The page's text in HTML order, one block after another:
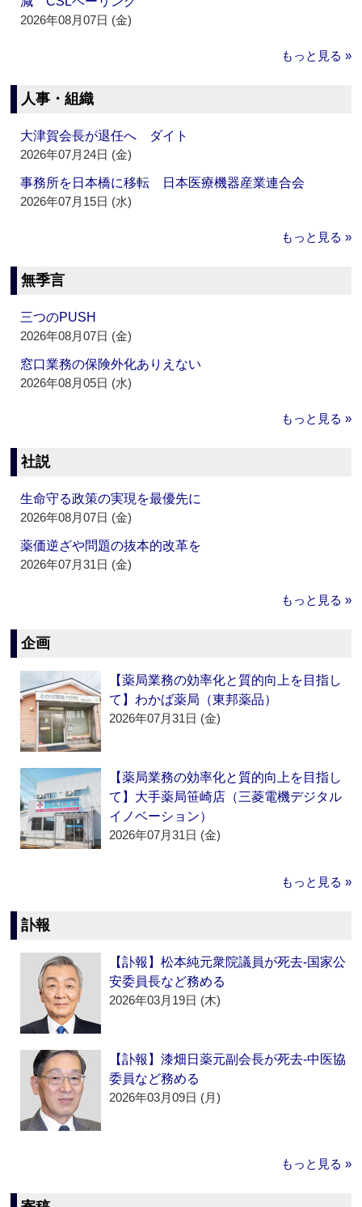
2026年08月07日 (金)
もっと見る »
人事・組織
大津賀会長が退任へ ダイト
2026年07月24日 (金)
事務所を日本橋に移転 日本医療機器産業連合会
2026年07月15日 (水)
もっと見る »
無季言
三つのPUSH
2026年08月07日 (金)
窓口業務の保険外化ありえない
2026年08月05日 (水)
もっと見る »
社説
生命守る政策の実現を最優先に
2026年08月07日 (金)
薬価逆ざや問題の抜本的改革を
2026年07月31日 (金)
もっと見る »
企画
【薬局業務の効率化と質的向上を目指し
て】わかば薬局（東邦薬品）
2026年07月31日 (金)
【薬局業務の効率化と質的向上を目指し
て】大手薬局笹崎店（三菱電機デジタル
イノベーション）
2026年07月31日 (金)
もっと見る »
訃報
【訃報】松本純元衆院議員が死去‐国家公
安委員長など務める
2026年03月19日 (木)
【訃報】漆畑日薬元副会長が死去‐中医協
委員など務める
2026年03月09日 (月)
もっと見る »